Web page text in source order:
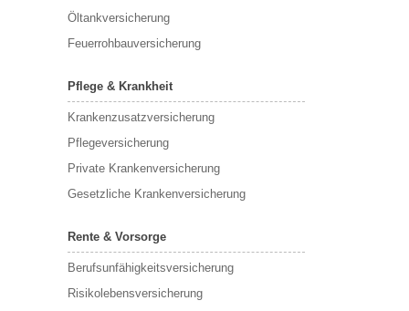
Öltankversicherung
Feuerrohbauversicherung
Pflege & Krankheit
Krankenzusatzversicherung
Pflegeversicherung
Private Krankenversicherung
Gesetzliche Krankenversicherung
Rente & Vorsorge
Berufs­unfähigkeitsversicherung
Risikolebensversicherung